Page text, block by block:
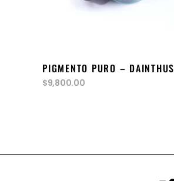
PIGMENTO PURO – DAINTHUS
$9,800.00